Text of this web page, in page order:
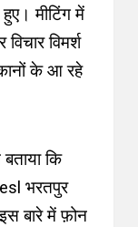
हुए। मीटिंग में
विचार विमर्श
के आ रहे
कि
भरतपुर
बारे में फ़ोन